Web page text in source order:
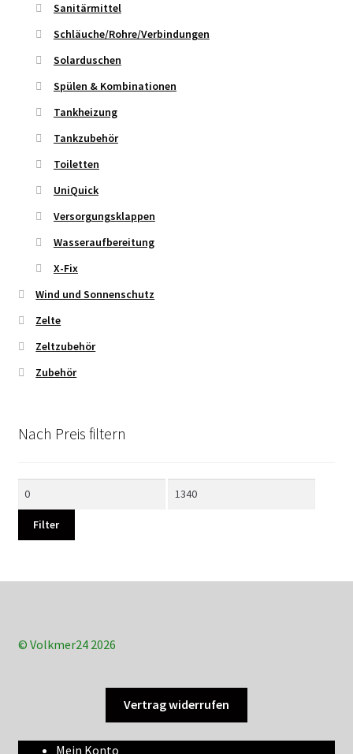
Sanitärmittel
Schläuche/Rohre/Verbindungen
Solarduschen
Spülen & Kombinationen
Tankheizung
Tankzubehör
Toiletten
UniQuick
Versorgungsklappen
Wasseraufbereitung
X-Fix
Wind und Sonnenschutz
Zelte
Zeltzubehör
Zubehör
Nach Preis filtern
Filter
© Volkmer24 2026
Vertrag widerrufen
Mein Konto